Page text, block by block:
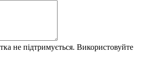
не підтримується. Використовуйте